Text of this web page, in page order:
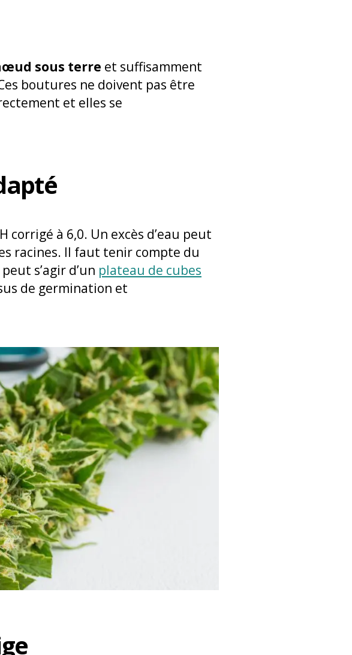
sous terre et suffisamment
boutures ne doivent pas être
et elles se
à 6,0. Un excès d’eau peut
racines. Il faut tenir compte du
s’agir d’un plateau de cubes
de germination et